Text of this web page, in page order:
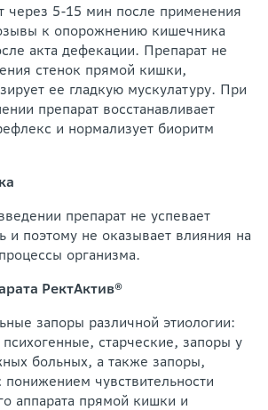
через 5-15 мин после применения
к опорожнению кишечника
акта дефекации. Препарат не
стенок прямой кишки,
ее гладкую мускулатуру. При
препарат восстанавливает
и нормализует биоритм
препарат не успевает
и поэтому не оказывает влияния на
организма.
РектАктив®
запоры различной этиологии:
старческие, запоры у
больных, а также запоры,
понижением чувствительности
аппарата прямой кишки и